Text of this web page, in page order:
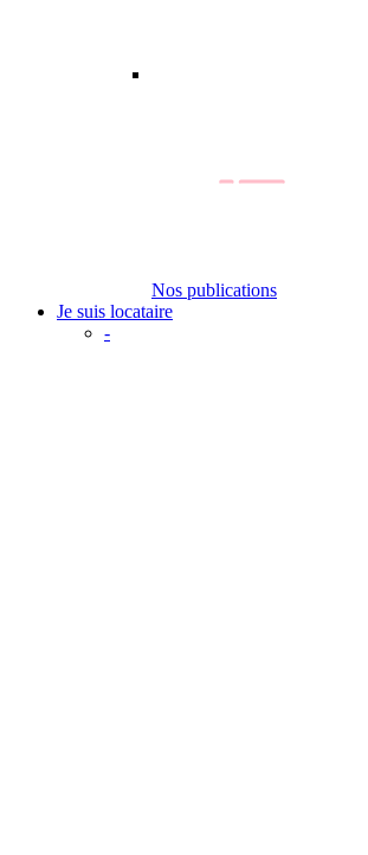
Nos publications
Je suis locataire
-